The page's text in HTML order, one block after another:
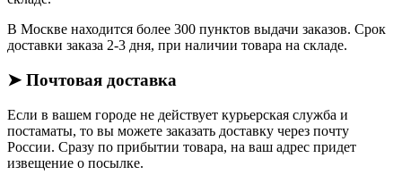
В Москве находится более 300 пунктов выдачи заказов. Срок
доставки заказа 2-3 дня, при наличии товара на складе.
➤ Почтовая доставка
Если в вашем городе не действует курьерская служба и
постаматы, то вы можете заказать доставку через почту
России. Сразу по прибытии товара, на ваш адрес придет
извещение о посылке.